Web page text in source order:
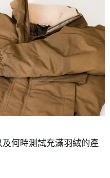
何時測試充滿羽絨的產